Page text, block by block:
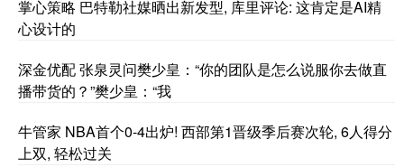
掌心策略 巴特勒社媒晒出新发型, 库里评论: 这肯定是AI精
心设计的
深金优配 张泉灵问樊少皇：“你的团队是怎么说服你去做直
播带货的？”樊少皇：“我
牛管家 NBA首个0-4出炉! 西部第1晋级季后赛次轮, 6人得分
上双, 轻松过关